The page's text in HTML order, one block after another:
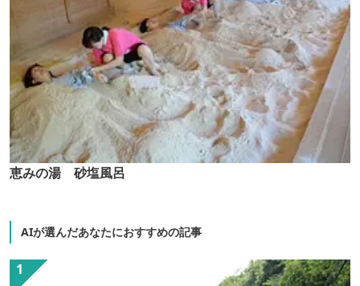
恵みの湯 砂塩風呂
AIが選んだあなたにおすすめの記事